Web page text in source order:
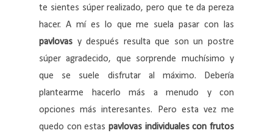
te sientes súper realizado, pero que te da pereza
hacer. A mí es lo que me suela pasar con las
pavlovas y después resulta que son un postre
súper agradecido, que sorprende muchísimo y
que se suele disfrutar al máximo. Debería
plantearme hacerlo más a menudo y con
opciones más interesantes. Pero esta vez me
quedo con estas pavlovas individuales con frutos